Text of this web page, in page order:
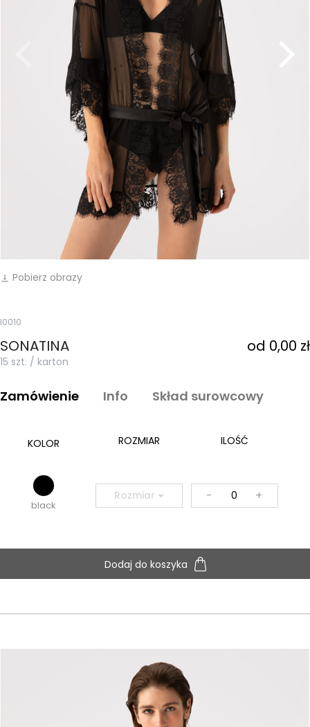
vertical_align_bottom Pobierz obrazy
I0010
SONATINA od 0,00 zł
15 szt. / karton
Zamówienie Info Skład surowcowy
KOLOR ROZMIAR ILOŚĆ
black
Rozmiar - +
Dodaj do koszyka